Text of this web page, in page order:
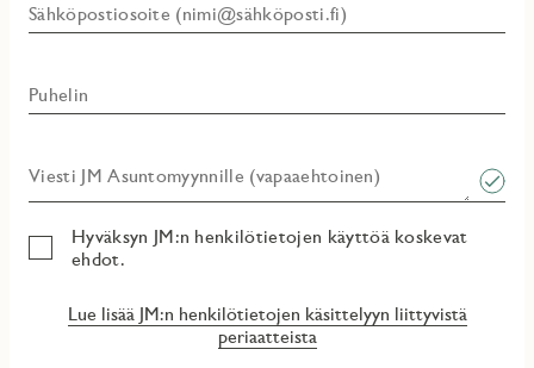
Sähköpostiosoite (nimi@sähköposti.fi)
Puhelin
Viesti JM Asuntomyynnille (vapaaehtoinen)​
Hyväksyn JM:n henkilötietojen käyttöä koskevat
ehdot.
Lue lisää JM:n henkilötietojen käsittelyyn liittyvistä
periaatteista